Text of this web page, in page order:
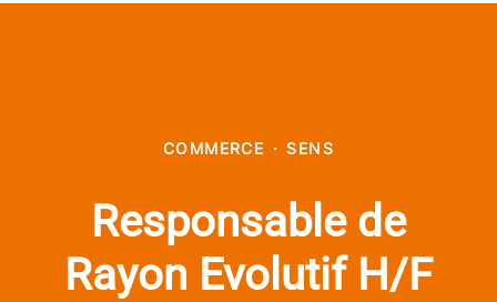
COMMERCE · SENS
Responsable de
Rayon Evolutif H/F